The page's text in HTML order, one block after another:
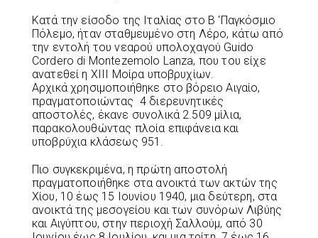
Κατά την είσοδο της Ιταλίας στο Β ‘Παγκόσμιο
Πόλεμο, ήταν σταθμευμένο στη Λέρο, κάτω από
την εντολή του νεαρού υπολοχαγού Guido
Cordero di Montezemolo Lanza, που του είχε
ανατεθεί η XIII Μοίρα υποβρυχίων.
Αρχικά χρησιμοποιήθηκε στο βόρειο Αιγαίο,
πραγματοποιώντας 4 διερευνητικές
αποστολές, έκανε συνολικά 2.509 μίλια,
παρακολουθώντας πλοία επιφάνεια και
υποβρύχια κλάσεως 951.
Πιο συγκεκριμένα, η πρώτη αποστολή
πραγματοποιήθηκε στα ανοικτά των ακτών της
Χίου, 10 έως 15 Ιουνίου 1940, μια δεύτερη, στα
ανοικτά της μεσογείου και των συνόρων Λιβύης
και Αιγύπτου, στην περιοχή Σαλλούμ, από 30